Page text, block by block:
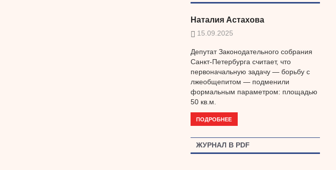
Наталия Астахова
15.09.2025
Депутат Законодательного собрания
Санкт-Петербурга считает, что
первоначальную задачу — борьбу с
лжеобщепитом — подменили
формальным параметром: площадью
50 кв.м.
ПОДРОБНЕЕ
ЖУРНАЛ В PDF